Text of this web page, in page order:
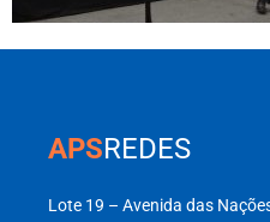
APSREDES
Lote 19 – Avenida das